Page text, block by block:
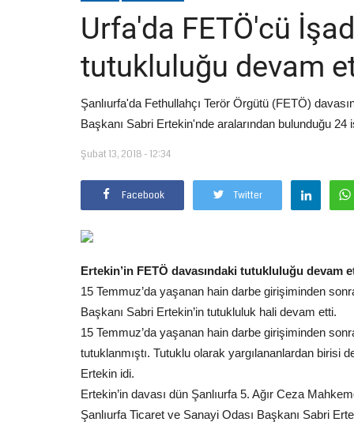
Urfa'da FETÖ'cü
tutukluluğu devam
Şanlıurfa'da Fethullahçı Terör Örgütü (FETÖ)
Başkanı Sabri Ertekin'nde aralarından bulunduğu 24
Şubat 13, 2018 - 12:34
Facebook Twitter
Ertekin’in FETÖ davasındaki tutukluluğu devam
15 Temmuz’da yaşanan hain darbe girişiminden
Başkanı Sabri Ertekin’in tutukluluk hali devam etti.
15 Temmuz’da yaşanan hain darbe girişiminden
tutuklanmıştı. Tutuklu olarak yargılananlardan birisi
Ertekin idi.
Ertekin’in davası dün Şanlıurfa 5. Ağır Ceza
Şanlıurfa Ticaret ve Sanayi Odası Başkanı Sabri